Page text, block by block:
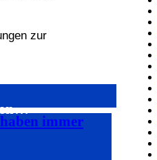
zur
immer